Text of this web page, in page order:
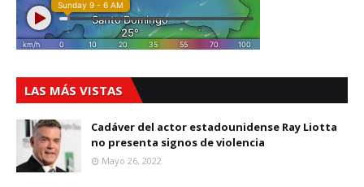
LAS MÁS VISTAS
Cadáver del actor estadounidense Ray Liotta
no presenta signos de violencia
Mayo 26, 2022